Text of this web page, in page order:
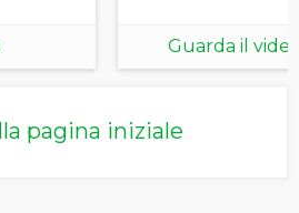
Guarda il
pagina iniziale